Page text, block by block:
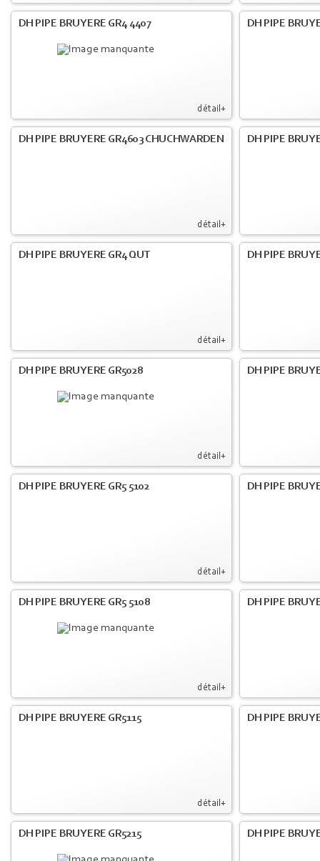
détail+
DH PIPE BRUYERE GR4 4407 DH PIPE
détail+
DH PIPE BRUYERE GR4603 CHUCHWARDEN DH PIPE
détail+
DH PIPE BRUYERE GR4 QUT DH PIPE
détail+
DH PIPE BRUYERE GR5028 DH PIPE
détail+
DH PIPE BRUYERE GR5 5102 DH PIPE
détail+
DH PIPE BRUYERE GR5 5108 DH PIPE
détail+
DH PIPE BRUYERE GR5115 DH PIPE
DH PIPE BRUYERE GR5215 DH PIPE